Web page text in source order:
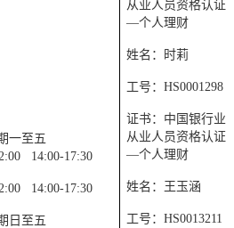
一至五
14:00-17:30
14:00-17:30
日至五
从业人员资格认证
—个人理财
姓名：时莉
工号：HS0001298
证书：中国银行业
从业人员资格认证
—个人理财
姓名：王玉涵
工号：HS0013211